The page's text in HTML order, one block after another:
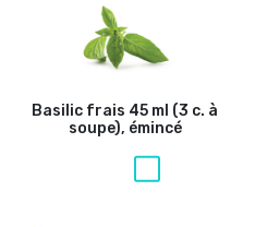
Basilic frais 45 ml (3 c. à
soupe), émincé